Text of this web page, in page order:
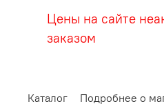
Цены на сайте
заказом
Каталог Подробнее о